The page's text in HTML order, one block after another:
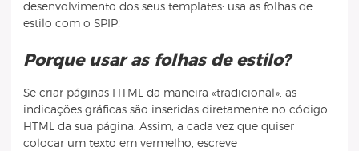
desenvolvimento dos seus templates: usa as folhas de
estilo com o SPIP!
Porque usar as folhas de estilo?
Se criar páginas HTML da maneira «tradicional», as
indicações gráficas são inseridas diretamente no código
HTML da sua página. Assim, a cada vez que quiser
colocar um texto em vermelho, escreve